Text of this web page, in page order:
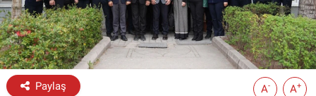
Paylaş A- A+
Eskişehir Hava Durumu
Eskişehir Tramvay Saatleri
Eskişehir Otobüs Saatleri